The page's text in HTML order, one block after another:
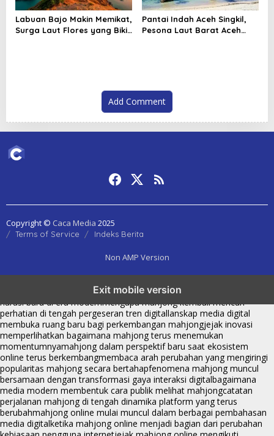
Labuan Bajo Makin Memikat,
Surga Laut Flores yang Bikin
Pantai Indah Aceh Singkil,
Pesona Laut Barat Aceh
Add Comment
Copyright © Caca Media 2025
Terms of Service Indeks Berita
Non AMP Version
Exit mobile version
dari komunitas hingga platform mahjong membangun
narasi baru di era modernmengapa mahjong kembali mencuri
perhatian di tengah pergeseran tren digitallanskap media digital
membuka ruang baru bagi perkembangan mahjongjejak inovasi
memperlihatkan bagaimana mahjong terus menemukan
momentumnyamahjong dalam perspektif baru saat ekosistem
online terus berkembangmembaca arah perubahan yang mengiringi
popularitas mahjong secara bertahapfenomena mahjong muncul
bersamaan dengan transformasi gaya interaksi digitalbagaimana
media modern membentuk cara publik melihat mahjongcatatan
perjalanan mahjong di tengah dinamika platform yang terus
berubahmahjong online mulai muncul dalam berbagai pembahasan
media digitalketika mahjong online menjadi bagian dari perubahan